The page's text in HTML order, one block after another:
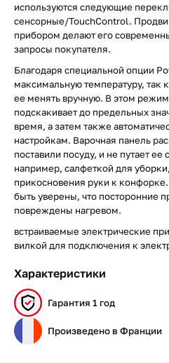
используются следующие
сенсорные/TouchControl.
прибором делают его
запросы покупателя.
Благодаря специальной опции
максимальную температуру, так
ее менять вручную. В этом
подскакивает до предельных
время, а затем также
настройкам. Варочная панель
поставили посуду, и не путает
например, салфеткой для
прикосновения руки к
быть уверены, что посторонние
повреждены нагревом.
встраиваемые электрические
вилкой для подключения к
Характеристики
Гарантия 1 год
Произведено в Франции